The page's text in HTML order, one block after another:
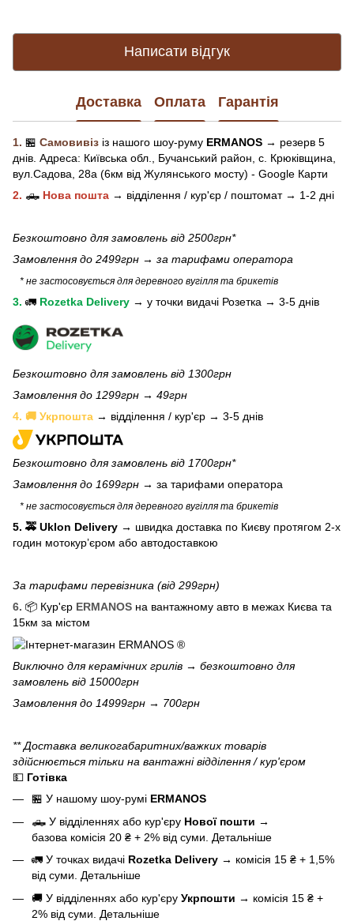
Написати відгук
Доставка Оплата Гарантія
1. 🏪 Самовивіз із нашого шоу-руму ERMANOS → резерв 5
днів. Адреса: Київська обл.,
Бучанський район, с. Крюківщина,
вул.Садова, 28а (6км від Жулянського мосту) - Google Карти
2. 🛻 Нова пошта → відділення / кур'єр / поштомат → 1-2 дні
Безкоштовно для замовлень від 2500грн*
Замовлення до 2499грн → за тарифами оператора
* не застосовується для деревного вугілля та брикетів
3. 🚛 Rozetka Delivery → у точки видачі Розетка → 3-5 днів
Безкоштовно для замовлень від 1300грн
Замовлення до 1299грн → 49грн
4. 🚚 Укрпошта → відділення / кур'єр → 3-5 днів
Безкоштовно для замовлень від 1700грн*
Замовлення до 1699грн → за тарифами оператора
* не застосовується для деревного вугілля та брикетів
5. 🚕 Uklon Delivery → швидка доставка по Києву протягом 2-х
годин мотокурʼєром або автодоставкою
За тарифами перевізника (від 299грн)
6. 📦 Кур'єр ERMANOS на вантажному авто в межах Києва та
15км за містом
Виключно длякерамічних грилів → безкоштовно для
замовлень від 15000грн
Замовлення до 14999грн → 700грн
** Доставка великогабаритних/важких товарів
здійснюється тільки на вантажні відділення / кур'єром
💵 Готівка
🏪 У нашому шоу-румі ERMANOS
🛻 У відділеннях або кур'єру Нової пошти →
базова комісія 20 ₴ + 2% від суми. Детальніше
🚛 У точках видачі Rozetka Delivery → комісія 15 ₴ + 1,5%
від суми. Детальніше
🚚 У відділеннях або кур'єру Укрпошти → комісія 15 ₴ +
2% від суми. Детальніше